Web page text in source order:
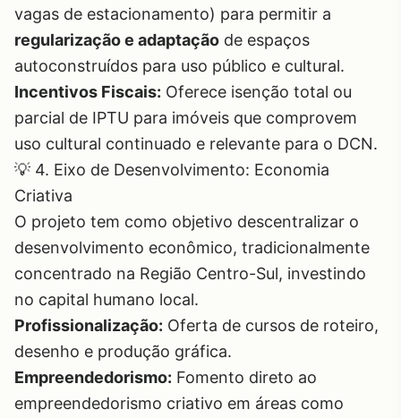
vagas de estacionamento) para permitir a
regularização e adaptação de espaços
autoconstruídos para uso público e cultural.
Incentivos Fiscais: Oferece isenção total ou
parcial de IPTU para imóveis que comprovem
uso cultural continuado e relevante para o DCN.
💡 4. Eixo de Desenvolvimento: Economia
Criativa
O projeto tem como objetivo descentralizar o
desenvolvimento econômico, tradicionalmente
concentrado na Região Centro-Sul, investindo
no capital humano local.
Profissionalização: Oferta de cursos de roteiro,
desenho e produção gráfica.
Empreendedorismo: Fomento direto ao
empreendedorismo criativo em áreas como